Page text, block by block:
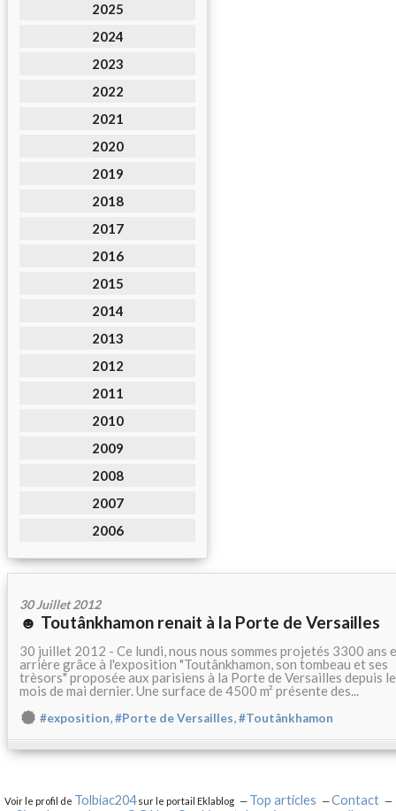
2025
2024
2023
2022
2021
2020
2019
2018
2017
2016
2015
2014
2013
2012
2011
2010
2009
2008
2007
2006
30 Juillet 2012
☻ Toutânkhamon renait à la Porte de Versailles
30 juillet 2012 - Ce lundi, nous nous sommes projetés 3300 ans
arrière grâce à l'exposition "Toutânkhamon, son tombeau et ses
trèsors" proposée aux parisiens à la Porte de Versailles depuis le
mois de mai dernier. Une surface de 4500 m² présente des...
#exposition,#Porte de Versailles,#Toutânkhamon
Voir le profil de Tolbiac204sur le portail Eklablog Top articles
Contact